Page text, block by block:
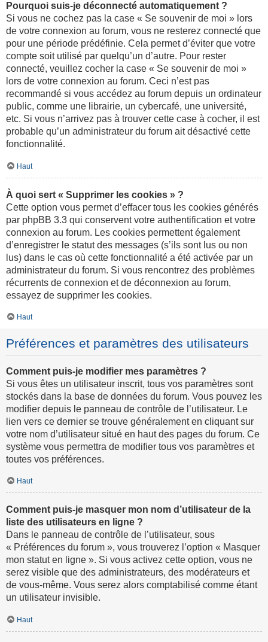
Pourquoi suis-je déconnecté automatiquement ?
Si vous ne cochez pas la case « Se souvenir de moi » lors
de votre connexion au forum, vous ne resterez connecté que
pour une période prédéfinie. Cela permet d’éviter que votre
compte soit utilisé par quelqu’un d’autre. Pour rester
connecté, veuillez cocher la case « Se souvenir de moi »
lors de votre connexion au forum. Ceci n’est pas
recommandé si vous accédez au forum depuis un ordinateur
public, comme une librairie, un cybercafé, une université,
etc. Si vous n’arrivez pas à trouver cette case à cocher, il est
probable qu’un administrateur du forum ait désactivé cette
fonctionnalité.
Haut
À quoi sert « Supprimer les cookies » ?
Cette option vous permet d’effacer tous les cookies générés
par phpBB 3.3 qui conservent votre authentification et votre
connexion au forum. Les cookies permettent également
d’enregistrer le statut des messages (s’ils sont lus ou non
lus) dans le cas où cette fonctionnalité a été activée par un
administrateur du forum. Si vous rencontrez des problèmes
récurrents de connexion et de déconnexion au forum,
essayez de supprimer les cookies.
Haut
Préférences et paramètres des utilisateurs
Comment puis-je modifier mes paramètres ?
Si vous êtes un utilisateur inscrit, tous vos paramètres sont
stockés dans la base de données du forum. Vous pouvez les
modifier depuis le panneau de contrôle de l’utilisateur. Le
lien vers ce dernier se trouve généralement en cliquant sur
votre nom d’utilisateur situé en haut des pages du forum. Ce
système vous permettra de modifier tous vos paramètres et
toutes vos préférences.
Haut
Comment puis-je masquer mon nom d’utilisateur de la
liste des utilisateurs en ligne ?
Dans le panneau de contrôle de l’utilisateur, sous
« Préférences du forum », vous trouverez l’option « Masquer
mon statut en ligne ». Si vous activez cette option, vous ne
serez visible que des administrateurs, des modérateurs et
de vous-même. Vous serez alors comptabilisé comme étant
un utilisateur invisible.
Haut